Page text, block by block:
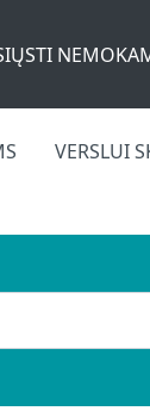
VERSLUI